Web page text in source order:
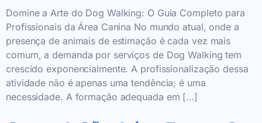
Domine a Arte do Dog Walking: O Guia Completo para
Profissionais da Área Canina No mundo atual, onde a
presença de animais de estimação é cada vez mais
comum, a demanda por serviços de Dog Walking tem
crescido exponencialmente. A profissionalização dessa
atividade não é apenas uma tendência; é uma
necessidade. A formação adequada em […]